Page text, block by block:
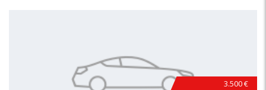
3.500 €